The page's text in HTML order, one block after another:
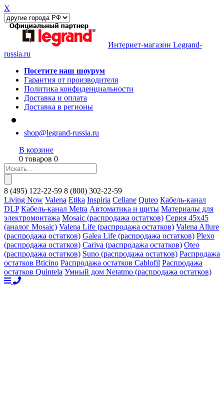
X
Интернет-магазин Legrand-
russia.ru
Посетите наш шоурум
Гарантия от производителя
Политика конфиденциальности
Доставка и оплата
Доставка в регионы
shop@legrand-russia.ru
В корзине
0 товаров 0
8 (495) 122-22-59 8 (800) 302-22-59
Living Now Valena Etika Inspiria Celiane Quteo Кабель-канал
DLP Кабель-канал Metra Автоматика и щиты Материалы для
электромонтажа Mosaic (распродажа остатков) Серия 45х45
(аналог Mosaic) Valena Life (распродажа остатков) Valena Allure
(распродажа остатков) Galea Life (распродажа остатков) Plexo
(распродажа остатков) Cariva (распродажа остатков) Oteo
(распродажа остатков) Suno (распродажа остатков) Распродажа
остатков Bticino Распродажа остатков Cablofil Распродажа
остатков Quintela Умный дом Netatmo (распродажа остатков)